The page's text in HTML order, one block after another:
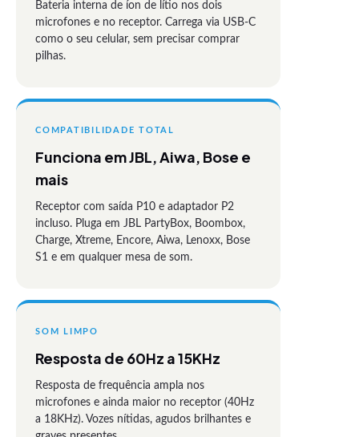
Bateria interna de íon de lítio nos dois
microfones e no receptor. Carrega via USB-C
como o seu celular, sem precisar comprar
pilhas.
COMPATIBILIDADE TOTAL
Funciona em JBL, Aiwa, Bose e
mais
Receptor com saída P10 e adaptador P2
incluso. Pluga em JBL PartyBox, Boombox,
Charge, Xtreme, Encore, Aiwa, Lenoxx, Bose
S1 e em qualquer mesa de som.
SOM LIMPO
Resposta de 60Hz a 15KHz
Resposta de frequência ampla nos
microfones e ainda maior no receptor (40Hz
a 18KHz). Vozes nítidas, agudos brilhantes e